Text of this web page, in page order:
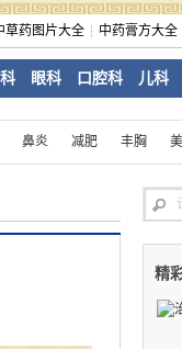
草药图片大全 中药膏方大全
眼科 口腔科 儿科
鼻炎 减肥 丰胸
精